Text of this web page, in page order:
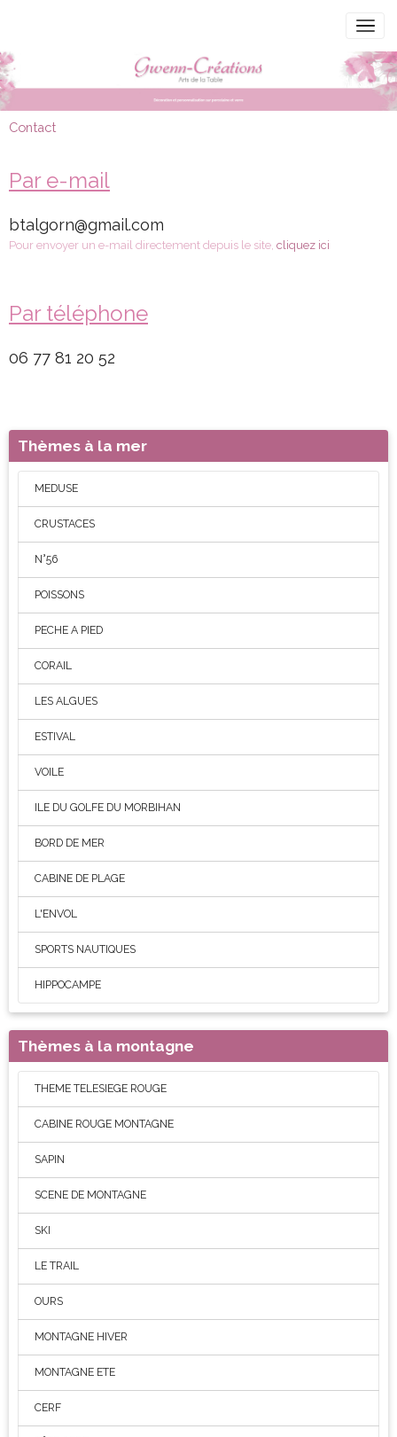
Contact
Par e-mail
btalgorn@gmail.com
Pour envoyer un e-mail directement depuis le site, cliquez ici
Par téléphone
06 77 81 20 52
Thèmes à la mer
MEDUSE
CRUSTACES
N°56
POISSONS
PECHE A PIED
CORAIL
LES ALGUES
ESTIVAL
VOILE
ILE DU GOLFE DU MORBIHAN
BORD DE MER
CABINE DE PLAGE
L'ENVOL
SPORTS NAUTIQUES
HIPPOCAMPE
Thèmes à la montagne
THEME TELESIEGE ROUGE
CABINE ROUGE MONTAGNE
SAPIN
SCENE DE MONTAGNE
SKI
LE TRAIL
OURS
MONTAGNE HIVER
MONTAGNE ETE
CERF